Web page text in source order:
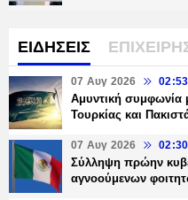
ΕΙΔΗΣΕΙΣ
07 Αυγ 2026 02:53
Αμυντική συμφωνία
Τουρκίας και
07 Αυγ 2026 02:30
Σύλληψη πρώην
αγνοούμενων